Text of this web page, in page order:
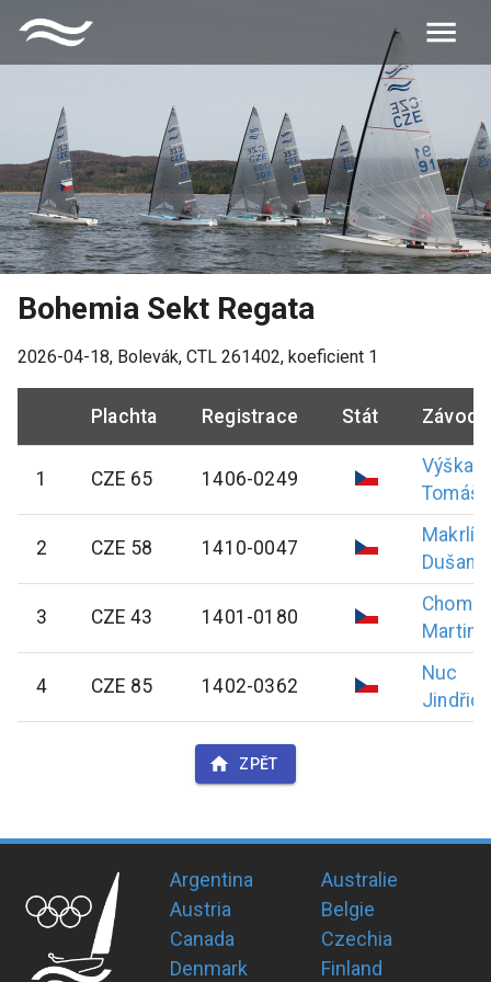
Bohemia Sekt Regata
2026-04-18, Bolevák, CTL 261402, koeficient 1
Plachta Registrace Stát
1 CZE 65 1406-0249
Výška
Tomáš
2 CZE 58 1410-0047
Makrlík
Dušan
3 CZE 43 1401-0180
Chomát
Martin
4 CZE 85 1402-0362
Nuc
Jindřich
ZPĚT
Argentina
Australie
Austria
Belgie
Canada
Czechia
Denmark
Finland